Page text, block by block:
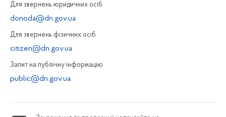
Для звернень юридичних осiб
donoda@dn.gov.ua
Для звернень фізичних осiб
citizen@dn.gov.ua
Запит на публiчну інформацiю
public@dn.gov.ua